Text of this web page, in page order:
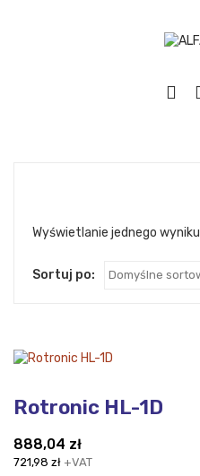
Wyświetlanie jednego wyniku
Sortuj po:
Rotronic HL-1D
888,04 zł
721,98 zł +VAT